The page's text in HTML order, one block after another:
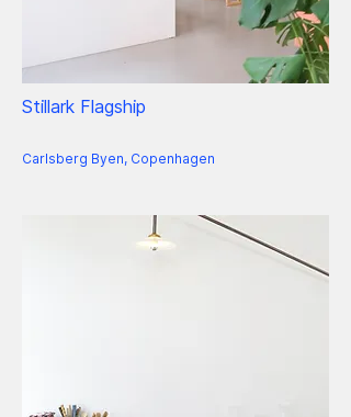
Stillark Flagship
Carlsberg Byen, Copenhagen